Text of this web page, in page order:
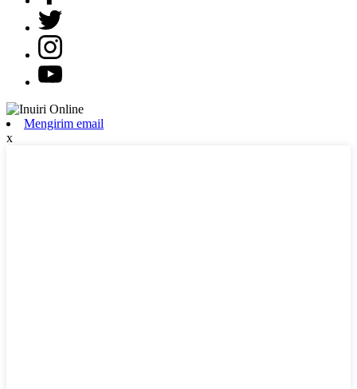
Mengirim email
x